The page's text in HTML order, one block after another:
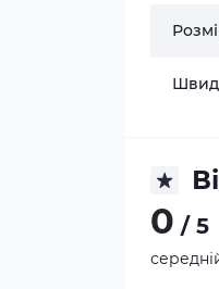
0 / 5